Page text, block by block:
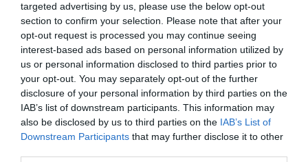
targeted advertising by us, please use the below opt-out
section to confirm your selection. Please note that after your
opt-out request is processed you may continue seeing
interest-based ads based on personal information utilized by
us or personal information disclosed to third parties prior to
your opt-out. You may separately opt-out of the further
disclosure of your personal information by third parties on the
IAB’s list of downstream participants. This information may
also be disclosed by us to third parties on the IAB’s List of
Downstream Participants that may further disclose it to other
16/4 NYA BOLAG
Panthalassa Åre AB registrerat –
fastighetsförvaltning i Yxlan
25/3 NYA BOLAG
Nytt fastighetsförvaltningsbolag registerat i
Norrtälje
25/3 NYA BOLAG
Trålen 24 AB registrerat